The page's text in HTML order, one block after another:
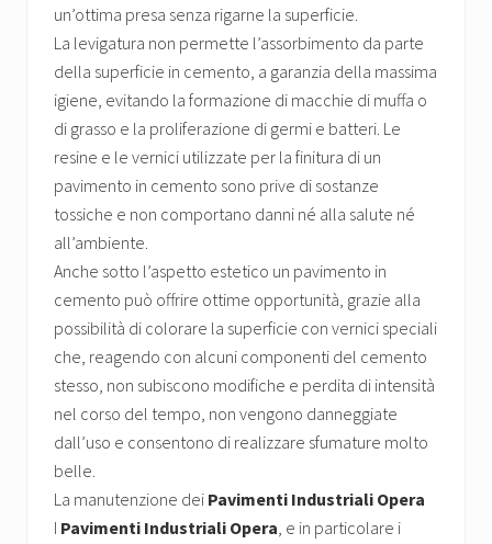
un’ottima presa senza rigarne la superficie.
La levigatura non permette l’assorbimento da parte
della superficie in cemento, a garanzia della massima
igiene, evitando la formazione di macchie di muffa o
di grasso e la proliferazione di germi e batteri. Le
resine e le vernici utilizzate per la finitura di un
pavimento in cemento sono prive di sostanze
tossiche e non comportano danni né alla salute né
all’ambiente.
Anche sotto l’aspetto estetico un pavimento in
cemento può offrire ottime opportunità, grazie alla
possibilità di colorare la superficie con vernici speciali
che, reagendo con alcuni componenti del cemento
stesso, non subiscono modifiche e perdita di intensità
nel corso del tempo, non vengono danneggiate
dall’uso e consentono di realizzare sfumature molto
belle.
La manutenzione dei Pavimenti Industriali Opera
I Pavimenti Industriali Opera, e in particolare i